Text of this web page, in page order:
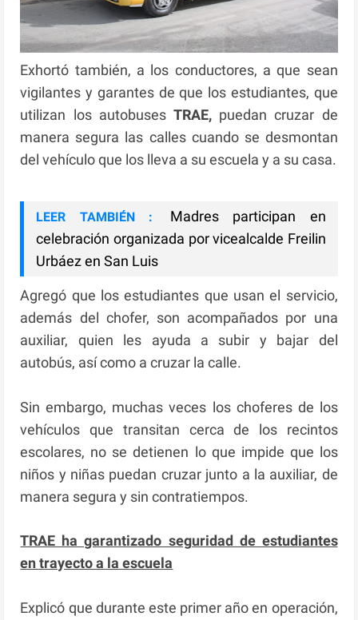
Exhortó también, a los conductores, a que sean
vigilantes y garantes de que los estudiantes, que
utilizan los autobuses TRAE, puedan cruzar de
manera segura las calles cuando se desmontan
del vehículo que los lleva a su escuela y a su casa.
LEER TAMBIÉN :
Madres participan en
celebración organizada por vicealcalde Freilin
Urbáez en San Luis
Agregó que los estudiantes que usan el servicio,
además del chofer, son acompañados por una
auxiliar, quien les ayuda a subir y bajar del
autobús, así como a cruzar la calle.
Sin embargo, muchas veces los choferes de los
vehículos que transitan cerca de los recintos
escolares, no se detienen lo que impide que los
niños y niñas puedan cruzar junto a la auxiliar, de
manera segura y sin contratiempos.
TRAE ha garantizado seguridad de estudiantes
en trayecto a la escuela
Explicó que durante este primer año en operación,